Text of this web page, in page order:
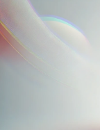
Magazin
Haber Arşivi